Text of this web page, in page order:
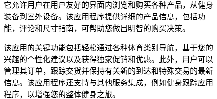
它允许用户在用户友好的界面内浏览和购买各种产品，从健身
装备到室外设备。该应用程序提供详细的产品信息，包括功
能，评论和尺寸指南，可帮助您做出明智的购买决策。
该应用的关键功能包括轻松通过各种体育类别导航，基于您的
兴趣的个性化建议以及获得独家促销和优惠。此外，用户可以
管理其订单，跟踪交货并保持有关新的到达和特殊交易的最新
信息。该应用程序还支持与其他服务集成，例如健身跟踪应用
程序，以增强您的整体健身之旅。